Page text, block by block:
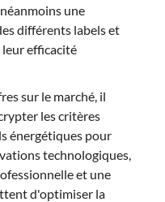
une
différents labels et
efficacité
sur le marché, il
les critères
énergétiques pour
technologiques,
et une
d'optimiser la